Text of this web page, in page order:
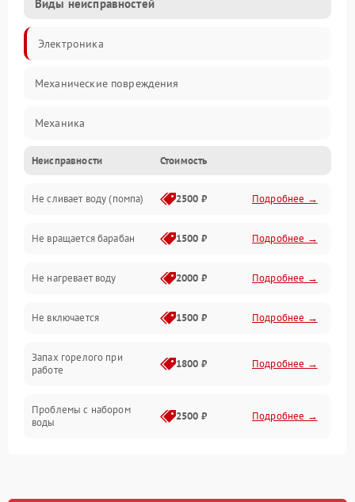
Виды неисправностей
Электроника
Механические повреждения
Механика
Электропитание
Водоснабжение
Слив
Программное обеспечение
Неисправности Стоимость
Не сливает воду (помпа) 2500 ₽ Подробнее →
Не вращается барабан 1500 ₽ Подробнее →
Не нагревает воду 2000 ₽ Подробнее →
Не включается 1500 ₽ Подробнее →
Запах горелого при
работе
1800 ₽ Подробнее →
Проблемы с набором
воды
2500 ₽ Подробнее →